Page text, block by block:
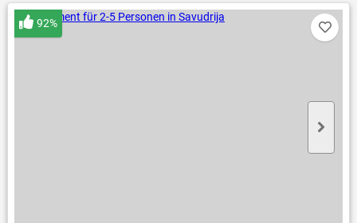
92%